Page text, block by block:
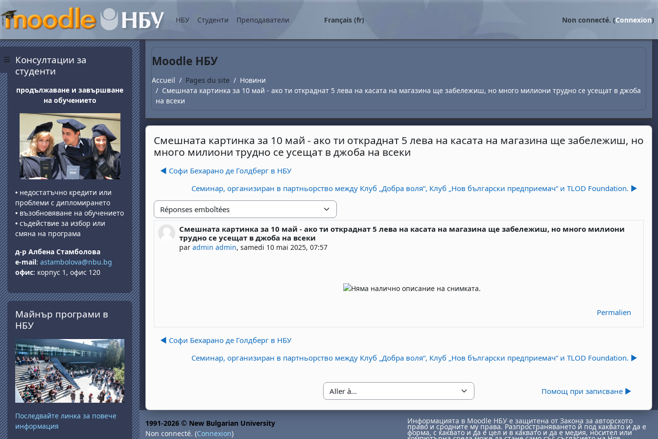
Panneau latéral
НБУ Студенти Преподаватели Français ‎(fr)‎ Non connecté. (Connexion)
Moodle НБУ
Accueil Pages du site
Новини
Смешната картинка за 10 май - ако ти откраднат 5 лева на касата на магазина ще забележиш, но много милиони трудно се усещат в джоба
на всеки
Смешната картинка за 10 май - ако ти откраднат 5 лева на касата на магазина ще забележиш, но
много милиони трудно се усещат в джоба на всеки
◀︎ Софи Бехарано де Голдберг в НБУ
Семинар, организиран в партньорство между Клуб „Добра воля“, Клуб „Нов български предприемач“ и TLOD Foundation. ▶︎
Type d'affichage
Смешната картинка за 10 май - ако ти откраднат 5 лева на касата на магазина ще забележиш, но много милиони
трудно се усещат в джоба на всеки
paradmin admin,samedi 10 mai 2025, 07:57
Nombre de réponses : 0
Permalien
◀︎ Софи Бехарано де Голдберг в НБУ
Семинар, организиран в партньорство между Клуб „Добра воля“, Клуб „Нов български предприемач“ и TLOD Foundation. ▶︎
Aller à… Помощ при записване ▶︎
Blocs
Консултации за
студенти
продължаване и завършване
на обучението
• недостатъчно кредити или
проблеми с дипломирането
• възобновяване на обучението
• съдействие за избор или
смяна на програма
д-р Албена Стамболова
e-mail: astambolova@nbu.bg
офис: корпус 1, офис 120
Passer Майнър програми в НБУ
Майнър програми в
НБУ
Последвайте линка за повече
информация
Информацията в Moodle НБУ е защитена от Закона за авторското
право и сродните му права. Разпространяването й под каквато и да е
форма, с каквато и да е цел и в каквато и да е медия, носител или
1991-2026 © New Bulgarian University
Non connecté. (Connexion)